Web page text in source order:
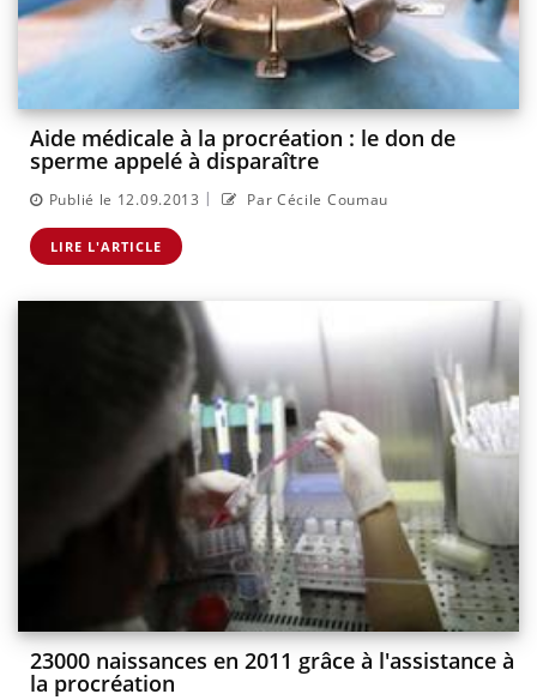
Aide médicale à la procréation : le don de
sperme appelé à disparaître
Publié le 12.09.2013 | Par Cécile Coumau
LIRE L'ARTICLE
23000 naissances en 2011 grâce à l'assistance à
la procréation